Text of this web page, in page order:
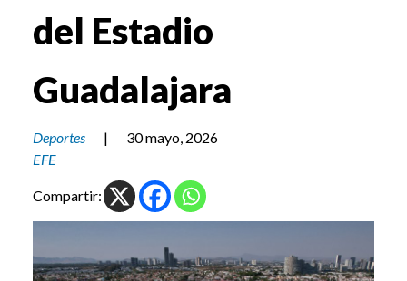
del Estadio
Guadalajara
Deportes |
30 mayo, 2026
EFE
Compartir: